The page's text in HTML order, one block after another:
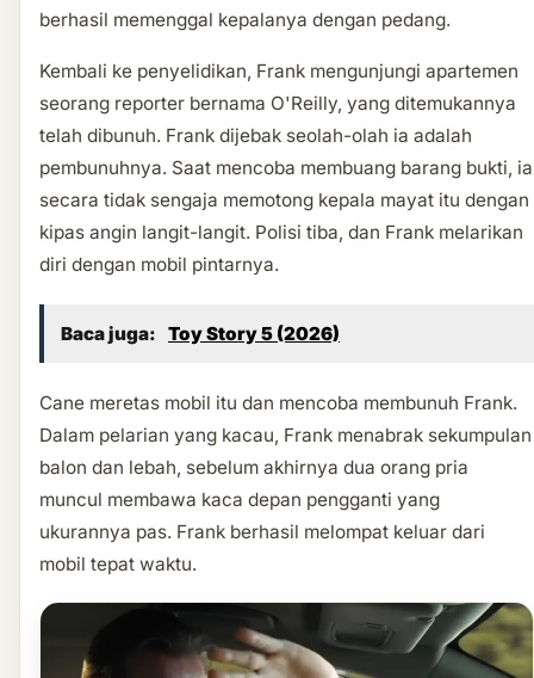
berhasil memenggal kepalanya dengan pedang.
Kembali ke penyelidikan, Frank mengunjungi apartemen
seorang reporter bernama O'Reilly, yang ditemukannya
telah dibunuh. Frank dijebak seolah-olah ia adalah
pembunuhnya. Saat mencoba membuang barang bukti, ia
secara tidak sengaja memotong kepala mayat itu dengan
kipas angin langit-langit. Polisi tiba, dan Frank melarikan
diri dengan mobil pintarnya.
Baca juga: Toy Story 5 (2026)
Cane meretas mobil itu dan mencoba membunuh Frank.
Dalam pelarian yang kacau, Frank menabrak sekumpulan
balon dan lebah, sebelum akhirnya dua orang pria
muncul membawa kaca depan pengganti yang
ukurannya pas. Frank berhasil melompat keluar dari
mobil tepat waktu.